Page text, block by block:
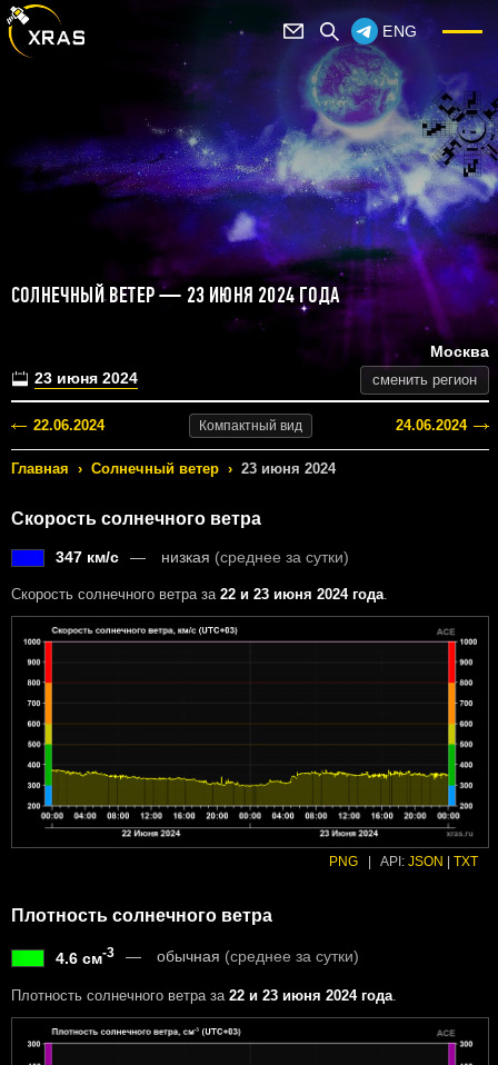
ENG
СОЛНЕЧНЫЙ ВЕТЕР — 23 ИЮНЯ 2024 ГОДА
23 июня 2024
Москва
сменить регион
22.06.2024 Компактный вид 24.06.2024
Главная › Солнечный ветер › 23 июня 2024
Скорость солнечного ветра
347 км/с низкая (среднее за сутки)
Скорость солнечного ветра за 22 и 23 июня 2024 года
PNG API: JSON TXT
Плотность солнечного ветра
4.6 см-3 обычная (среднее за сутки)
Плотность солнечного ветра за 22 и 23 июня 2024 года.